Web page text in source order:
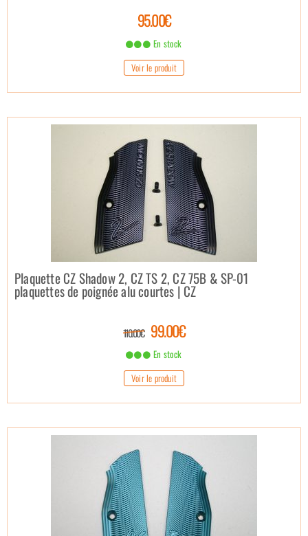
95.00€
En stock
Voir le produit
Plaquette CZ Shadow 2, CZ TS 2, CZ 75B & SP-01
plaquettes de poignée alu courtes | CZ
110.00€ 99.00€
En stock
Voir le produit